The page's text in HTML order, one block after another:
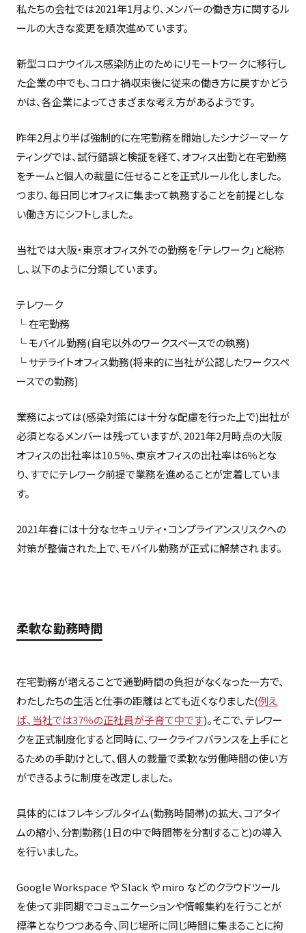
私たちの会社では2021年1月より、メンバーの働き方に関するル
ールの大きな変更を順次進めています。
新型コロナウイルス感染防止のためにリモートワークに移行し
た企業の中でも、コロナ禍収束後に従来の働き方に戻すかどう
かは、各企業によってさまざまな考え方があるようです。
昨年2月より半ば強制的に在宅勤務を開始したシナジーマーケ
ティングでは、試行錯誤と検証を経て、オフィス出勤と在宅勤務
をチームと個人の裁量に任せることを正式ルール化しました。
つまり、毎日同じオフィスに集まって執務することを前提としな
い働き方にシフトしました。
当社では大阪・東京オフィス外での勤務を「テレワーク」と総称
し、以下のように分類しています。
テレワーク
└ 在宅勤務
└ モバイル勤務(自宅以外のワークスペースでの執務)
└ サテライトオフィス勤務(将来的に当社が公認したワークスペ
ースでの勤務)
業務によっては(感染対策には十分な配慮を行った上で)出社が
必須となるメンバーは残っていますが、2021年2月時点の大阪
オフィスの出社率は10.5％、東京オフィスの出社率は6％とな
り、すでにテレワーク前提で業務を進めることが定着していま
す。
2021年春には十分なセキュリティ・コンプライアンスリスクへの
対策が整備された上で、モバイル勤務が正式に解禁されます。
柔軟な勤務時間
在宅勤務が増えることで通勤時間の負担がなくなった一方で、
わたしたちの生活と仕事の距離はとても近くなりました(例え
ば、当社では37％の正社員が子育て中です)。そこで、テレワー
クを正式制度化すると同時に、ワークライフバランスを上手にと
るための手助けとして、個人の裁量で柔軟な労働時間の使い方
ができるように制度を改定しました。
具体的にはフレキシブルタイム(勤務時間帯)の拡大、コアタイ
ムの縮小、分割勤務(1日の中で時間帯を分割すること)の導入
を行いました。
Google Workspace や Slack や miro などのクラウドツール
を使って非同期でコミュニケーションや情報集約を行うことが
標準となりつつある今、同じ場所に同じ時間に集まることに拘